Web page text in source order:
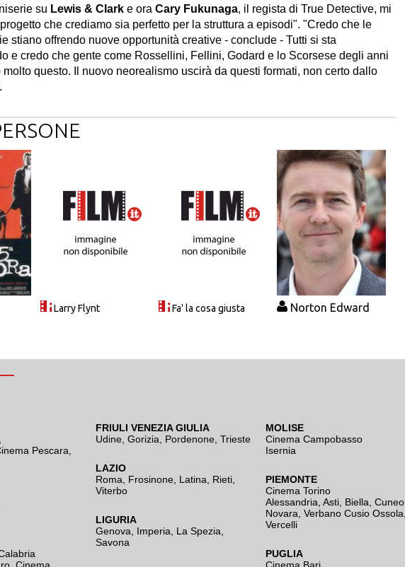
su Lewis & Clark e ora Cary Fukunaga, il regista di True Detective, mi
che crediamo sia perfetto per la struttura a episodi". "Credo che le
stiano offrendo nuove opportunità creative - conclude - Tutti si sta
e credo che gente come Rossellini, Fellini, Godard e lo Scorsese degli anni
questo. Il nuovo neorealismo uscirà da questi formati, non certo dallo
Larry Flynt Fa' la cosa giusta Norton Edward
Pescara,
Cinema
FRIULI VENEZIA GIULIA
Udine Gorizia Pordenone Trieste
LAZIO
Roma
Frosinone Latina Rieti
Viterbo
LIGURIA
Genova
Imperia La Spezia
Savona
MOLISE
Cinema Campobasso
Isernia
PIEMONTE
Cinema Torino
Alessandria Asti Biella Cuneo
Novara Verbano Cusio Ossola
Vercelli
PUGLIA
Cinema Bari